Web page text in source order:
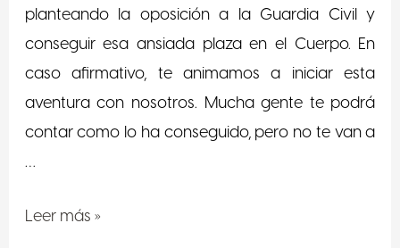
planteando la oposición a la Guardia Civil y
conseguir esa ansiada plaza en el Cuerpo. En
caso afirmativo, te animamos a iniciar esta
aventura con nosotros. Mucha gente te podrá
contar como lo ha conseguido, pero no te van a
…
Leer más »